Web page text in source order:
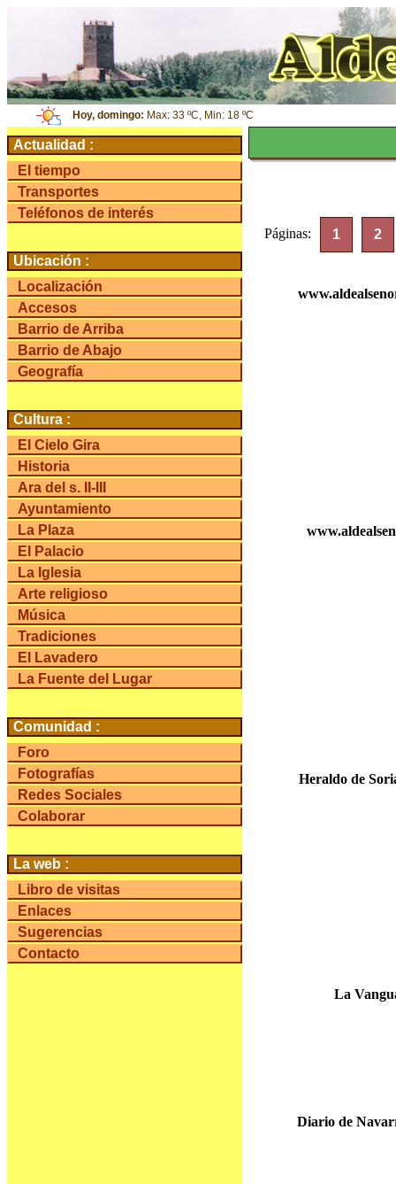
Hoy, domingo: Max: 33 ºC, Min: 18 ºC
Actualidad :
El tiempo
Transportes
Teléfonos de interés
Ubicación :
Localización
Accesos
Barrio de Arriba
Barrio de Abajo
Geografía
Cultura :
El Cielo Gira
Historia
Ara del s. II-III
Ayuntamiento
La Plaza
El Palacio
La Iglesia
Arte religioso
Música
Tradiciones
El Lavadero
La Fuente del Lugar
Comunidad :
Foro
Fotografías
Redes Sociales
Colaborar
La web :
Libro de visitas
Enlaces
Sugerencias
Contacto
Páginas: 1 2
Heraldo de
La
Diario de